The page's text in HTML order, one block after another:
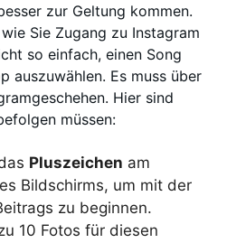
zur Geltung kommen.
Sie Zugang zu Instagram
so einfach, einen Song
auszuwählen. Es muss über
Hier sind
müssen:
Pluszeichen am
Bildschirms, um mit der
zu beginnen.
10 Fotos für diesen